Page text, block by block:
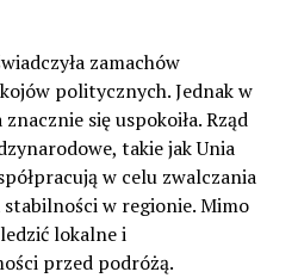
zamachów
politycznych. Jednak w
się uspokoiła. Rząd
takie jak Unia
w celu zwalczania
w regionie. Mimo
lokalne i
przed podróżą.